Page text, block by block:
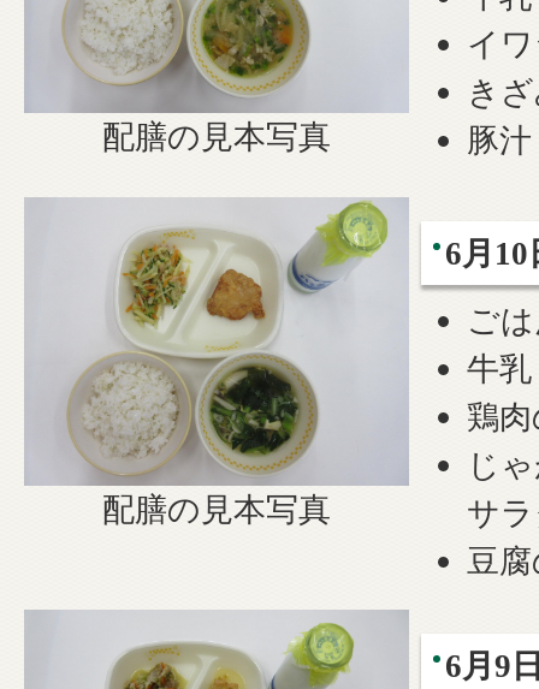
配膳の見本写真
イ
き
豚汁
配膳の見本写真
6月10
ご
牛乳
鶏
じ
サ
豆
6月9